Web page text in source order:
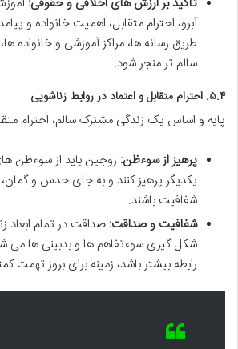
آبرو، احترام متقابل، اهمیت خانواده و
طریق رسانه ها، مراکز آموزشی و خانواده
سالم تر منجر شود.
۵.۴. احترام متقابل و اعتماد در روابط زناشویی
پایه و اساس یک زندگی مشترک سالم، احترام
پرهیز از سوءظن: زوجین باید از سوءظن
یکدیگر پرهیز کنند و به جای حدس و گمان،
شفافیت باشند.
شفافیت و صداقت: صداقت در تمام ابعاد
شکل گیری سوءتفاهم ها و بدبینی ها می
رابطه بیشتر باشد، زمینه برای بروز تهمت